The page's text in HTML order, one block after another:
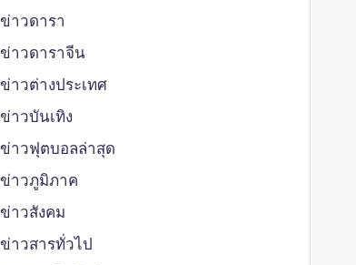
ข่าวดารา
ข่าวดาราจีน
ข่าวต่างประเทศ
ข่าวบันเทิง
ข่าวฟุตบอลล่าสุด
ข่าวภูมิภาค
ข่าวสังคม
ข่าวสารทั่วไป